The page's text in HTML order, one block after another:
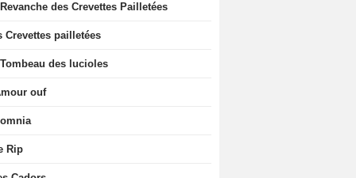
des Crevettes Pailletées
Crevettes pailletées
des lucioles
ouf
Rip